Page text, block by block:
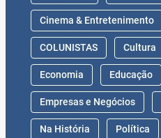
Cinema & Entretenimento
COLUNISTAS Cultura
Economia Educação
Empresas e Negócios
Na História Política